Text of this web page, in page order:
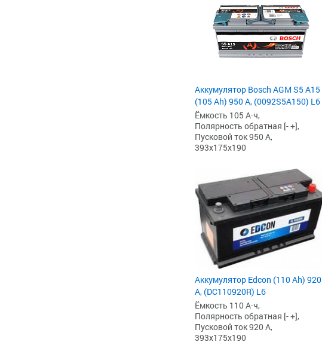
Аккумулятор Bosch AGM S5 A15
(105 Ah) 950 А, (0092S5A150) L6
Ёмкость 105 А·ч,
Полярность обратная [- +],
Пусковой ток 950 А,
393x175x190
Аккумулятор Edcon (110 Ah) 920
А, (DC110920R) L6
Ёмкость 110 А·ч,
Полярность обратная [- +],
Пусковой ток 920 А,
393x175x190